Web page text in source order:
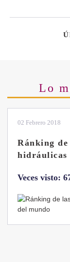
Lo
28 Enero 2019
Las
B7 Sigma-6
Veces visto: